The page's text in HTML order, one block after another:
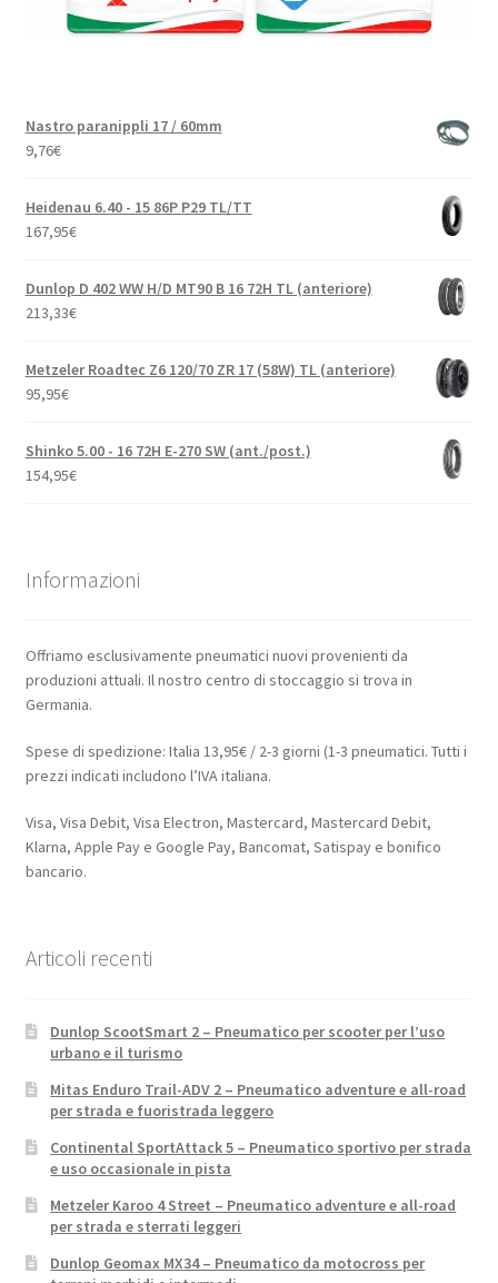
Nastro paranippli 17 / 60mm
9,76€
Heidenau 6.40 - 15 86P P29 TL/TT
167,95€
Dunlop D 402 WW H/D MT90 B 16 72H TL (anteriore)
213,33€
Metzeler Roadtec Z6 120/70 ZR 17 (58W) TL (anteriore)
95,95€
Shinko 5.00 - 16 72H E-270 SW (ant./post.)
154,95€
Informazioni
Offriamo esclusivamente pneumatici nuovi provenienti da
produzioni attuali. Il nostro centro di stoccaggio si trova in
Germania.
Spese di spedizione: Italia 13,95€ / 2-3 giorni (1-3 pneumatici. Tutti i
prezzi indicati includono l’IVA italiana.
Visa, Visa Debit, Visa Electron, Mastercard, Mastercard Debit,
Klarna, Apple Pay e Google Pay, Bancomat, Satispay e bonifico
bancario.
Articoli recenti
Dunlop ScootSmart 2 – Pneumatico per scooter per l’uso
urbano e il turismo
Mitas Enduro Trail-ADV 2 – Pneumatico adventure e all-road
per strada e fuoristrada leggero
Continental SportAttack 5 – Pneumatico sportivo per strada
e uso occasionale in pista
Metzeler Karoo 4 Street – Pneumatico adventure e all-road
per strada e sterrati leggeri
Dunlop Geomax MX34 – Pneumatico da motocross per